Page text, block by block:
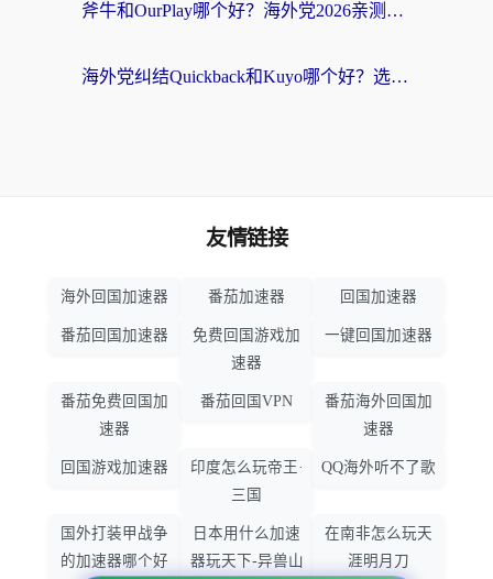
斧牛和OurPlay哪个好？海外党2026亲测：选对加速器，国内资源秒加载
海外党纠结Quickback和Kuyo哪个好？选对回国加速器才能无缝刷国内资源
友情链接
海外回国加速器 番茄加速器 回国加速器
番茄回国加速器
免费回国游戏加
速器
一键回国加速器
番茄免费回国加
速器
番茄回国VPN
番茄海外回国加
速器
回国游戏加速器
印度怎么玩帝王·
三国
QQ海外听不了歌
国外打装甲战争
的加速器哪个好
日本用什么加速
器玩天下-异兽山
在南非怎么玩天
涯明月刀